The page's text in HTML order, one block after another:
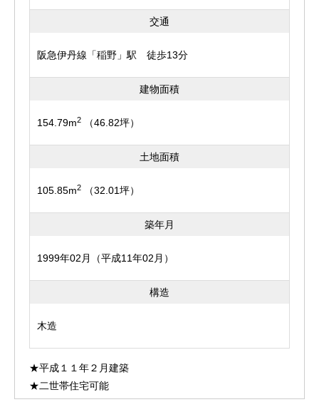
交通
阪急伊丹線「稲野」駅 徒歩13分
建物面積
154.79m2 （46.82坪）
土地面積
105.85m2 （32.01坪）
築年月
1999年02月（平成11年02月）
構造
木造
★平成１１年２月建築
★二世帯住宅可能